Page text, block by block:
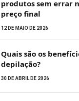
produtos sem errar
preço final
12 DE MAIO DE 2026
Quais são os
depilação?
30 DE ABRIL DE 2026